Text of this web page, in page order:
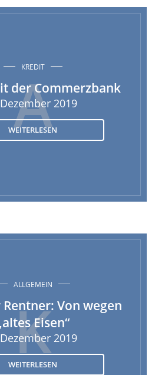
A
KREDIT
der Commerzbank
2019
WEITERLESEN
K
ALLGEMEIN
Von wegen
Eisen“
2019
WEITERLESEN